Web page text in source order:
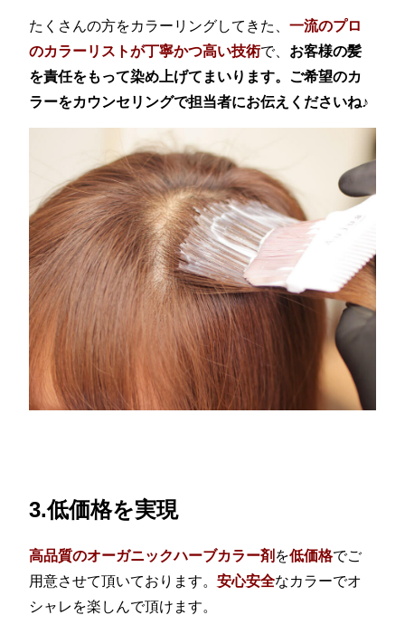
たくさんの方をカラーリングしてきた、一流のプロ
のカラーリストが丁寧かつ高い技術で、 お客様の髪
を責任をもって染め上げてまいります。ご希望のカ
ラーをカウンセリングで担当者にお伝えくださいね♪
3.低価格を実現
高品質のオーガニックハーブカラー剤 を低価格でご
用意させて頂いております。安心安全なカラーでオ
シャレを楽しんで頂けます。